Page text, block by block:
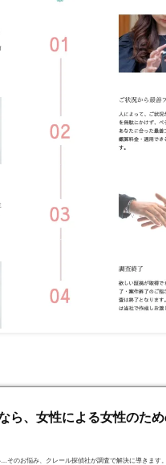
ら、女性による女性のた
そのお悩み、クレール探偵社が調査で解決に導きます